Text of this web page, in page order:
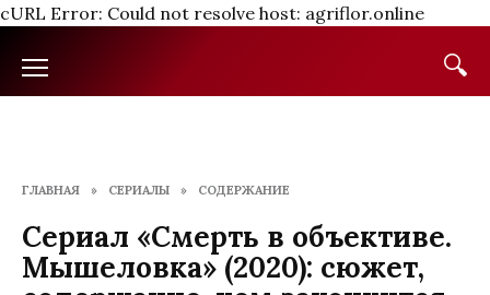
cURL Error: Could not resolve host: agriflor.online
содержанию
ГЛАВНАЯ » СЕРИАЛЫ » СОДЕРЖАНИЕ
Сериал «Смерть в объективе.
Мышеловка» (2020): сюжет,